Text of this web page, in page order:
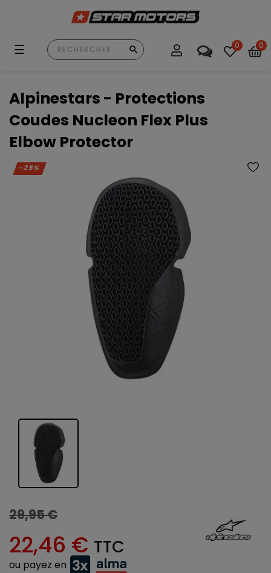
Basculer
☰ 0 0
Alpinestars - Protections
Coudes Nucleon Flex Plus
Elbow Protector
-25%
29,95 €
22,46 € TTC
ou payez en